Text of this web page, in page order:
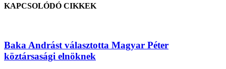
KAPCSOLÓDÓ CIKKEK
Baka Andrást választotta Magyar Péter
köztársasági elnöknek